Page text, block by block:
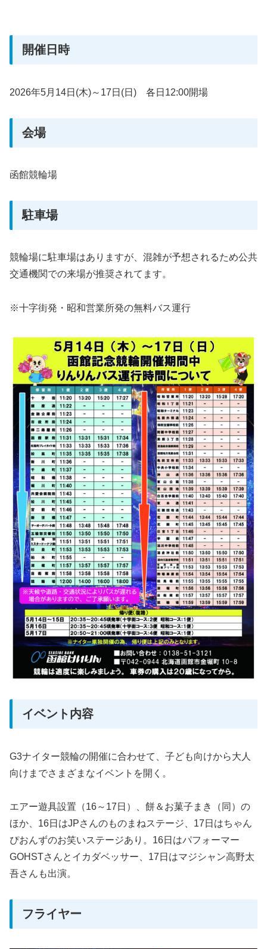
開催日時
2026年5月14日(木)～17日(日) 各日12:00開場
会場
函館競輪場
駐車場
競輪場に駐車場はありますが、混雑が予想されるため公共
交通機関での来場が推奨されてます。
※十字街発・昭和営業所発の無料バス運行
イベント内容
G3ナイター競輪の開催に合わせて、子ども向けから大人
向けまでさまざまなイベントを開く。
エアー遊具設置（16～17日）、餅＆お菓子まき（同）の
ほか、16日はJPさんのものまねステージ、17日はちゃん
ぴおんずのお笑いステージあり。16日はパフォーマー
GOHSTさんとイカダベッサー、17日はマジシャン高野太
吾さんも出演。
フライヤー